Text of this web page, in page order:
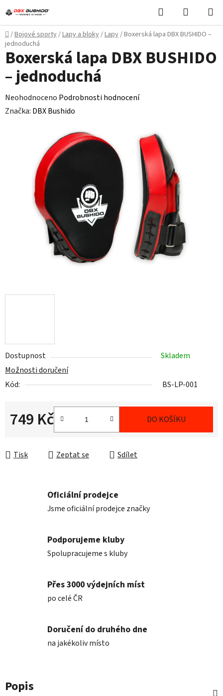
na
obsah
Hledat
KOŠÍK
Domů
/Bojové sporty/Lapy a bloky/Lapy/Boxerská lapa DBX BUSHIDO –
jednoduchá
Dostupnost
Skladem
Možnosti doručení
Kód:
BS-LP-001
749 Kč DO KOŠÍKU
Tisk Zeptat se Sdílet
Boxerská lapa DBX BUSHIDO
– jednoduchá
Průměrné
hodnocení
hvězdiček.
Neohodnoceno Podrobnosti hodnocení
Značka: DBX Bushido
Oficiální prodejce
Jsme oficiální prodejce značky
Podporujeme kluby
Spolupracujeme s kluby
Přes 3000 výdejních míst
po celé ČR
Doručení do druhého dne
na jakékoliv místo
Popis